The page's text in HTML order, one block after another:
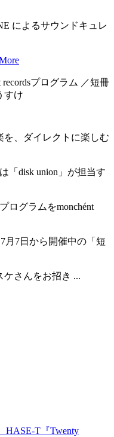
によるサウンドキュレ
recordsプログラム ／短冊
すけ
を、ダイレクトに楽しむ
「disk union」が担当す
ログラムをmonchént
月7日から開催中の「短
さんをお招き ...
HASE-T『Twenty